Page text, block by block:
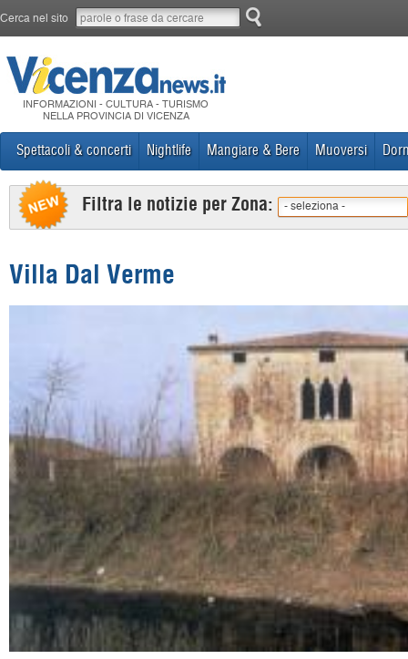
Cerca nel sito
INFORMAZIONI - CULTURA - TURISMO
NELLA PROVINCIA DI VICENZA
Spettacoli & concerti Nightlife Mangiare & Bere Muoversi
Filtra le notizie per Zona: - seleziona -
Villa Dal Verme